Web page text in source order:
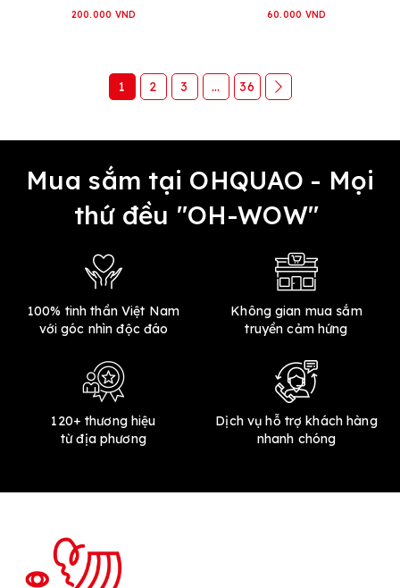
200.000 VND 60.000 VND
1 2 3 ... 36
Mua sắm tại OHQUAO - Mọi
thứ đều "OH-WOW"
100% tinh thần Việt Nam
với góc nhìn độc đáo
Không gian mua sắm
truyền cảm hứng
120+ thương hiệu
từ địa phương
Dịch vụ hỗ trợ khách hàng
nhanh chóng